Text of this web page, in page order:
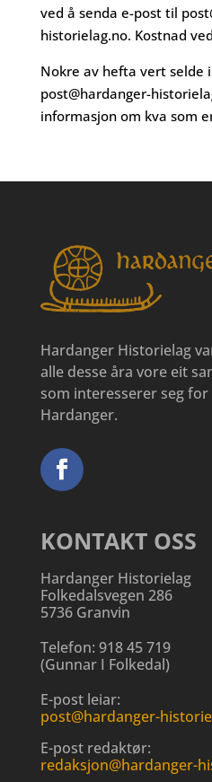
ved å senda e-post til
historielag.no. Kostnad
Nokre av hefta vert selde
post@hardanger-
informasjon om kva som
Hardanger Historielag
alle desse åra vore eit
som interesserer seg
Hardanger.
KONTAKT OSS
Hardanger Historielag
Folkedalsvegen 286
5736 Granvin
Telefon: 918 45 719
(Gunnar I Folkedal)
E-post leiar:
post@hardanger-
E-post redaktør:
redaksjon@hardanger-